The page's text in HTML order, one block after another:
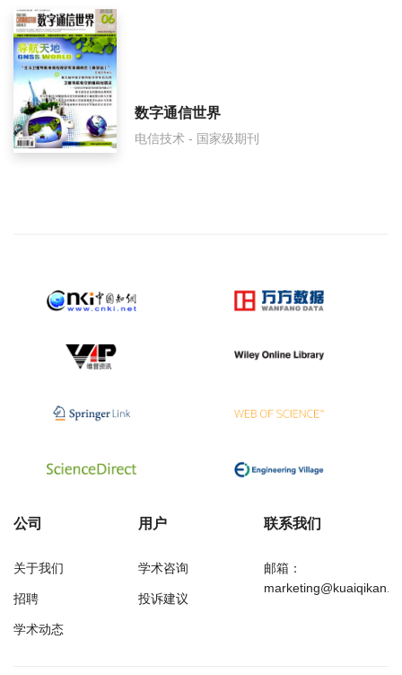
数字通信世界
电信技术 - 国家级期刊
公司
关于我们
招聘
学术动态
用户
学术咨询
投诉建议
联系我们
邮箱：